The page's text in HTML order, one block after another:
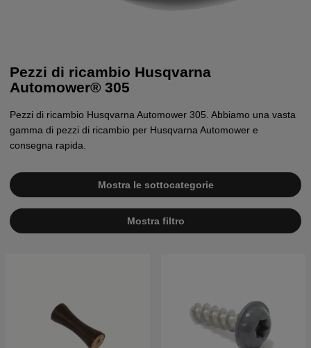
Pezzi di ricambio Husqvarna
Automower® 305
Pezzi di ricambio Husqvarna Automower 305. Abbiamo una vasta
gamma di pezzi di ricambio per Husqvarna Automower e
consegna rapida.
Mostra le sottocategorie
Mostra filtro